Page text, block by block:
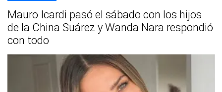
Mauro Icardi pasó el sábado con los hijos
de la China Suárez y Wanda Nara respondió
con todo